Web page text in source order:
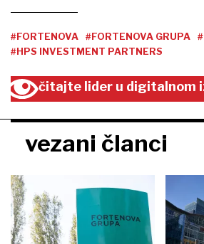
#FORTENOVA #FORTENOVA GRUPA
#HPS INVESTMENT PARTNERS
čitajte lider u digitalnom
vezani članci